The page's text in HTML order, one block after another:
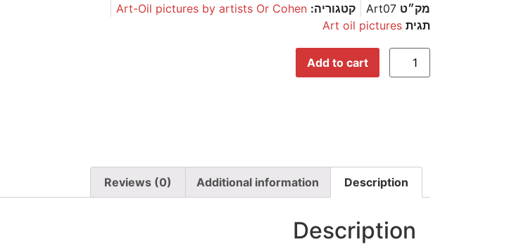
מק״ט Art07 קטגוריה: Art-Oil pictures by artists Or Cohen
תגית Art oil pictures
Add to cart
Description
Additional information
Reviews (0)
Description